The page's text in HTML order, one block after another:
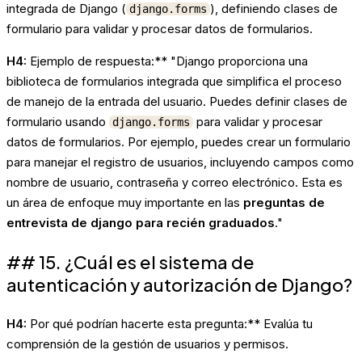
integrada de Django ( django.forms ), definiendo clases de
formulario para validar y procesar datos de formularios.
H4: Ejemplo de respuesta:** "Django proporciona una
biblioteca de formularios integrada que simplifica el proceso
de manejo de la entrada del usuario. Puedes definir clases de
formulario usando django.forms para validar y procesar
datos de formularios. Por ejemplo, puedes crear un formulario
para manejar el registro de usuarios, incluyendo campos como
nombre de usuario, contraseña y correo electrónico. Esta es
un área de enfoque muy importante en las preguntas de
entrevista de django para recién graduados."
## 15. ¿Cuál es el sistema de
autenticación y autorización de Django?
H4: Por qué podrían hacerte esta pregunta:** Evalúa tu
comprensión de la gestión de usuarios y permisos.